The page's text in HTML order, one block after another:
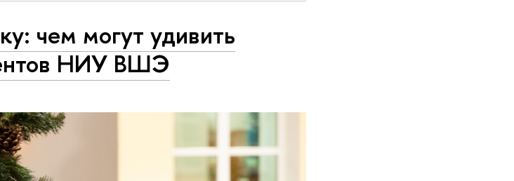
чем могут удивить
НИУ ВШЭ